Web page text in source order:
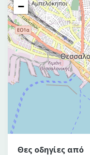
−
Θες οδηγίες από